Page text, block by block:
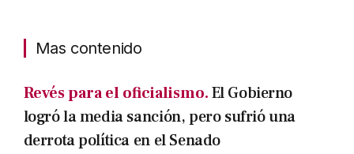
Mas contenido
Revés para el oficialismo.El Gobierno
logró la media sanción, pero sufrió una
derrota política en el Senado